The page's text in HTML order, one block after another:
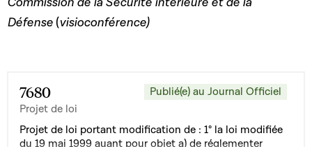
Défense (visioconférence)
7680
Projet de loi
Publié(e) au Journal Officiel
Projet de loi portant modification de : 1° la loi modifiée
du 19 mai 1999 ayant pour objet a) de réglementer